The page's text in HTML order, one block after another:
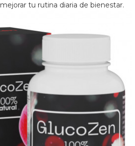
mejorar tu rutina diaria de bienestar.